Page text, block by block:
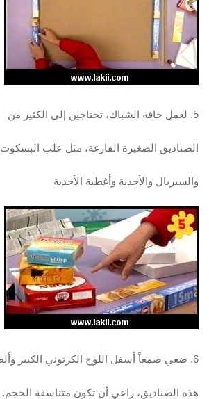
5. لعمل حافة الشباك، تحتاجين إلى الكثير من
الصناديق الصغيرة الفارغة، مثل علب البسكوت
والسيريال والأحذية وأغطية الأحذية
6. ضعي صمغاً أسفل اللوح الكرتوني الكبير وألصقي
هذه الصناديق، راعي أن تكون متناسقة الحجم.